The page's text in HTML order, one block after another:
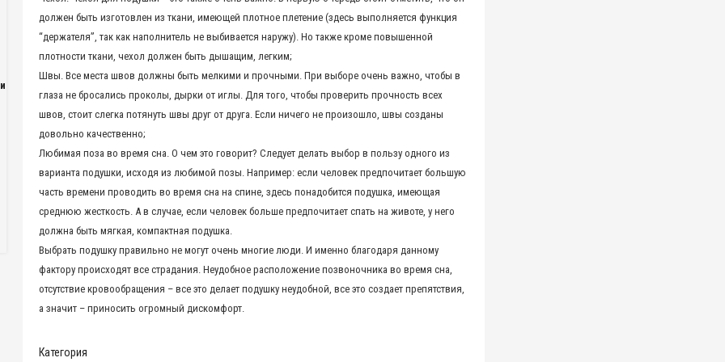
должен быть изготовлен из ткани, имеющей плотное плетение (здесь выполняется функция
“держателя”, так как наполнитель не выбивается наружу). Но также кроме повышенной
плотности ткани, чехол должен быть дышащим, легким;
Швы. Все места швов должны быть мелкими и прочными. При выборе очень важно, чтобы в
глаза не бросались проколы, дырки от иглы. Для того, чтобы проверить прочность всех
швов, стоит слегка потянуть швы друг от друга. Если ничего не произошло, швы созданы
довольно качественно;
Любимая поза во время сна. О чем это говорит? Следует делать выбор в пользу одного из
варианта подушки, исходя из любимой позы. Например: если человек предпочитает большую
часть времени проводить во время сна на спине, здесь понадобится подушка, имеющая
среднюю жесткость. А в случае, если человек больше предпочитает спать на животе, у него
должна быть мягкая, компактная подушка.
Выбрать подушку правильно не могут очень многие люди. И именно благодаря данному
фактору происходят все страдания. Неудобное расположение позвоночника во время сна,
отсутствие кровообращения – все это делает подушку неудобной, все это создает препятствия,
а значит – приносить огромный дискомфорт.
Категория